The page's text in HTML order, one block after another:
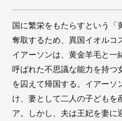
国に繁栄をもたらすという「
奪取するため、異国イオルコ
イアーソンは、黄金羊毛と一
呼ばれた不思議な能力を持つ
を囚えて帰国する。イアーソ
け、妻として二人の子どもを
ア。しかし、夫は王妃を妻に